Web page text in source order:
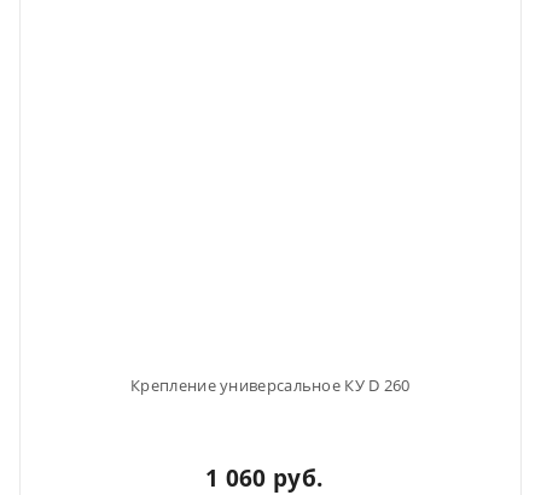
Крепление универсальное КУ D 260
1 060 руб.